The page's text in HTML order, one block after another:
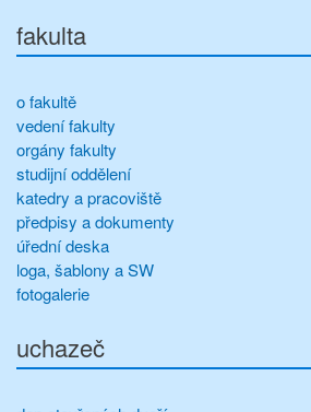
fakulta
o fakultě
vedení fakulty
orgány fakulty
studijní oddělení
katedry a pracoviště
předpisy a dokumenty
úřední deska
loga, šablony a SW
fotogalerie
uchazeč